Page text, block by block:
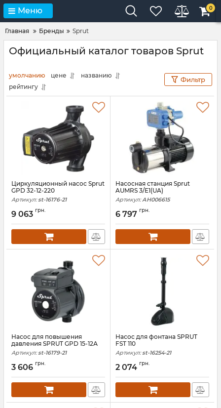
Меню 0
Главная Бренды Sprut
Официальный каталог товаров Sprut
умолчанию цене
названию
рейтингу
Фильтр
Циркуляционный насос Sprut
GPD 32-12-220
Артикул: st-16176-21
9 063 грн.
Насосная станция Sprut
AUMRS 3/E1(UA)
Артикул: АН006615
6 797 грн.
Насос для повышения
давления SPRUT GPD 15-12А
Артикул: st-16179-21
3 606 грн.
Насос для фонтана SPRUT
FST 110
Артикул: st-16254-21
2 074 грн.